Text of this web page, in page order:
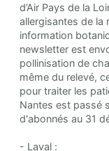
d’Air Pays de la
allergisantes de la
information
newsletter est
pollinisation de
même du relevé,
pour traiter les
Nantes est passé
d'abonnés au 31
- Laval :